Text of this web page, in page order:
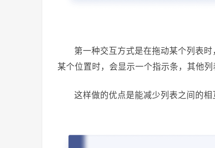
第一种交互方式是在拖动某个列表
某个位置时，会显示一个指示条，其他列
这样做的优点是能减少列表之间的相